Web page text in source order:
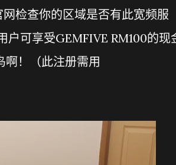
检查你的区域是否有此宽频服
可享受GEMFIVE RM100的现
啊！（此注册需用